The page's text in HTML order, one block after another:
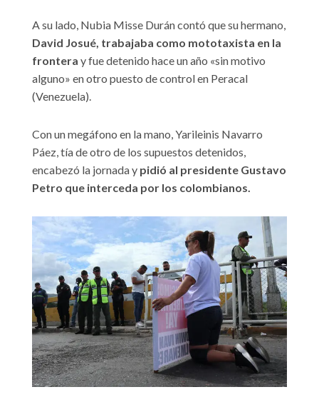
A su lado, Nubia Misse Durán contó que su hermano,
David Josué, trabajaba como mototaxista en la
frontera y fue detenido hace un año «sin motivo
alguno» en otro puesto de control en Peracal
(Venezuela).
Con un megáfono en la mano, Yarileinis Navarro
Páez, tía de otro de los supuestos detenidos,
encabezó la jornada y pidió al presidente Gustavo
Petro que interceda por los colombianos.